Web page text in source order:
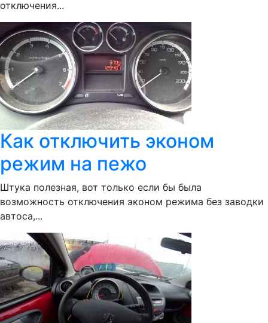
отключения...
Как отключить эконом
режим на пежо
Штука полезная, вот только если бы была
возможность отключения эконом режима без заводки
автоса,...